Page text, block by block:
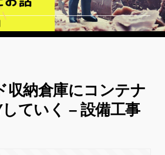
収納倉庫にコンテナ
ていく – 設備工事